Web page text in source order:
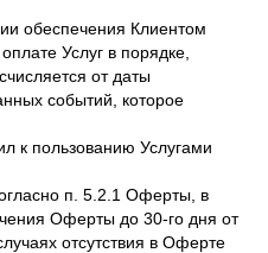
обеспечения Клиентом
Услуг в порядке,
от даты
событий, которое
Услугами
п. 5.2.1 Оферты, в
Оферты до 30-го дня от
отсутствия в Оферте